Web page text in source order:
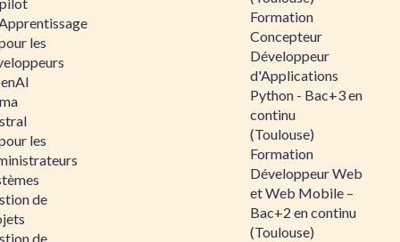
les
les
de
de
Formation
Concepteur
Développeur
d'Applications
Python - Bac+3 en
continu
(Toulouse)
Formation
Développeur Web
et Web Mobile –
Bac+2 en continu
(Toulouse)